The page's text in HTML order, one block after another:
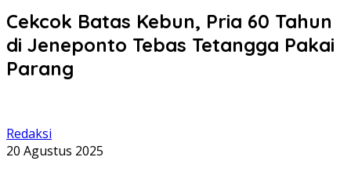
Cekcok Batas Kebun, Pria 60 Tahun
di Jeneponto Tebas Tetangga Pakai
Parang
Redaksi
20 Agustus 2025